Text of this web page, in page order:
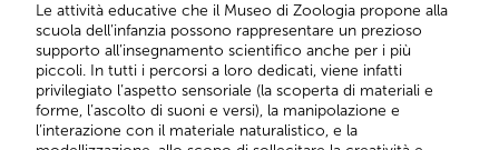
Le attività educative che il Museo di Zoologia propone alla
scuola dell’infanzia possono rappresentare un prezioso
supporto all’insegnamento scientifico anche per i più
piccoli. In tutti i percorsi a loro dedicati, viene infatti
privilegiato l’aspetto sensoriale (la scoperta di materiali e
forme, l’ascolto di suoni e versi), la manipolazione e
l’interazione con il materiale naturalistico, e la